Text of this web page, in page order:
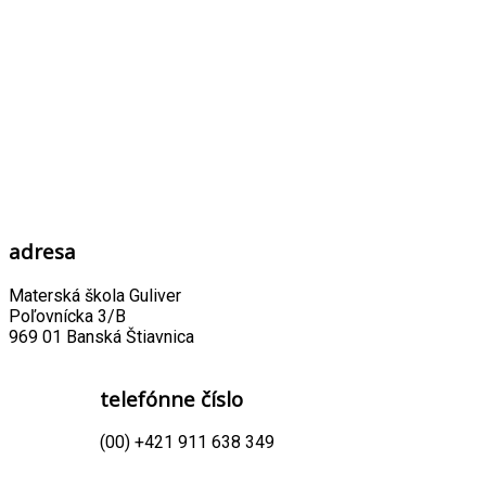
adresa
Materská škola Guliver
Poľovnícka 3/B
969 01 Banská Štiavnica
telefónne číslo
(00) +421 911 638 349